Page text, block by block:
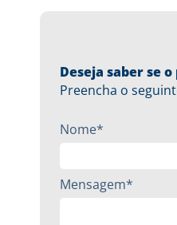
Deseja saber se
Preencha o
Nome*
Mensagem*